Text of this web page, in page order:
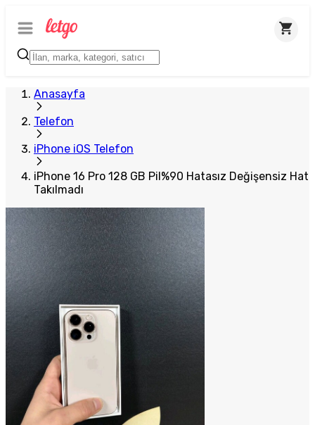
Anasayfa
Telefon
iPhone iOS Telefon
iPhone 16 Pro 128 GB Pil%90 Hatasız Değişensiz Hat
Takılmadı